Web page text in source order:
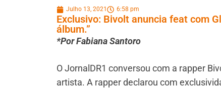
Julho 13, 2021 6:58 pm
Exclusivo: Bivolt anuncia feat com
álbum.”
*Por Fabiana Santoro
O JornalDR1 conversou com a rapper
artista. A rapper declarou com